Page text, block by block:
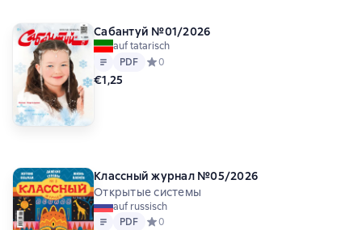
Сабантуй №01/2026
auf tatarisch
Text
PDF
PDF Средний рейтинг 0 на основе 0 оценок
0
€1,25
Классный журнал №05/2026
Открытые системы
auf russisch
Text
PDF
PDF Средний рейтинг 0 на основе 0 оценок
0